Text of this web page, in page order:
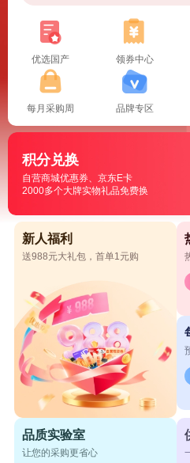
优选国产 领券中心
每月采购周 品牌专区
积分兑换
自营商城优惠券、京东E卡
2000多个大牌实物礼品免费换
新人福利
送988元大礼包，首单1元购
品质实验室
让您的采购更省心